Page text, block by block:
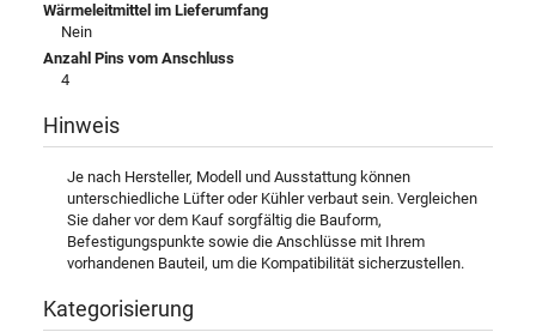
Wärmeleitmittel im Lieferumfang
Nein
Anzahl Pins vom Anschluss
4
Hinweis
Je nach Hersteller, Modell und Ausstattung können
unterschiedliche Lüfter oder Kühler verbaut sein. Vergleichen
Sie daher vor dem Kauf sorgfältig die Bauform,
Befestigungspunkte sowie die Anschlüsse mit Ihrem
vorhandenen Bauteil, um die Kompatibilität sicherzustellen.
Kategorisierung